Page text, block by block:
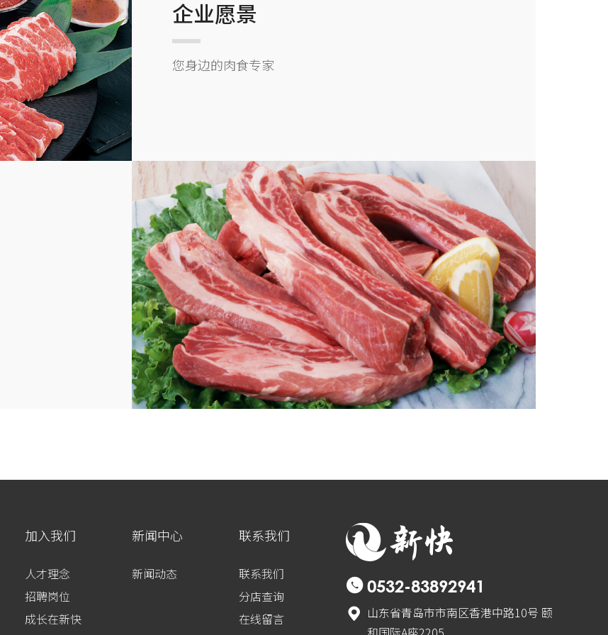
企业愿景
您身边的肉食专家
加入我们
人才理念
招聘岗位
成长在新快
新闻中心
新闻动态
联系我们
联系我们
分店查询
在线留言
0532-83892941
山东省青岛市市南区香港中路10号 颐